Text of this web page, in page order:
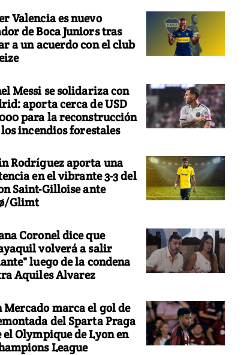
Valencia es nuevo
de Boca Juniors tras
a un acuerdo con el club
Messi se solidariza con
aporta cerca de USD
para la reconstrucción
incendios forestales
Rodríguez aporta una
en el vibrante 3-3 del
Saint-Gilloise ante
Glimt
Coronel dice que
volverá a salir
luego de la condena
Aquiles Alvarez
Mercado marca el gol de
del Sparta Praga
el Olympique de Lyon en
League